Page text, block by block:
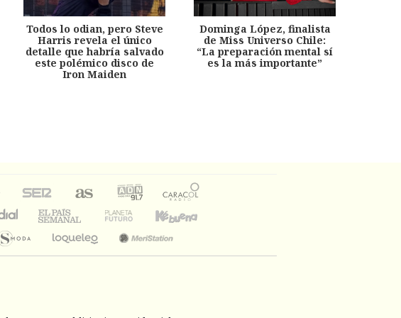
Todos lo odian, pero Steve
Harris revela el único
detalle que habría salvado
este polémico disco de
Iron Maiden
Dominga López, finalista
de Miss Universo Chile:
“La preparación mental sí
es la más importante”